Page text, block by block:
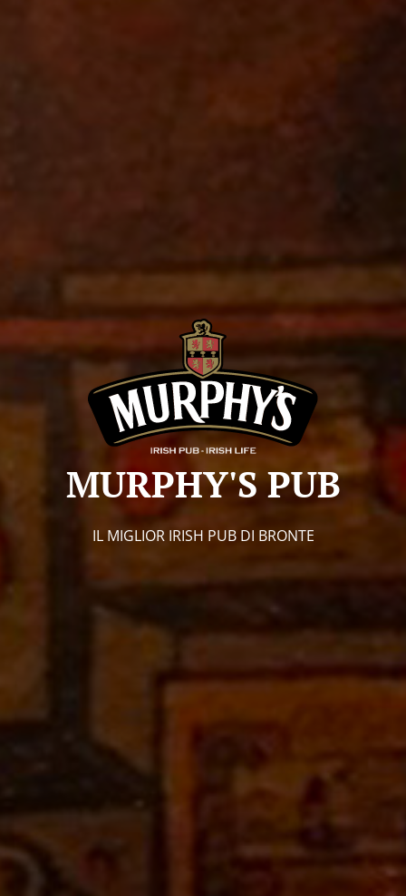
MURPHY'S PUB
IL MIGLIOR IRISH PUB DI BRONTE